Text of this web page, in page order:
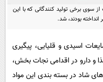
2
سوی برخی تولید کنندگانی که با این
بودند، شد.
اسیدی و قلیایی، پیگیری
و دارو در اقدامی نجات بخش،
شاد در بسته بندی این مواد